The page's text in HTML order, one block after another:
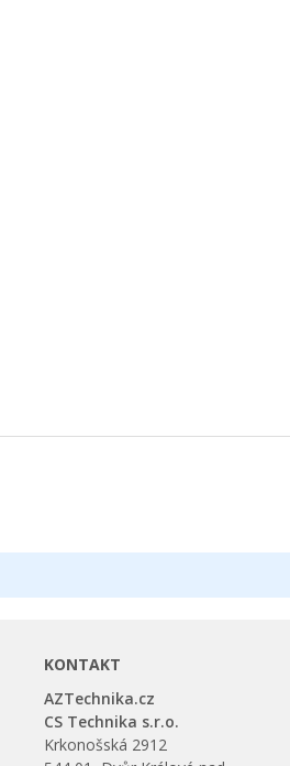
KONTAKT
AZTechnika.cz
CS Technika s.r.o.
Krkonošská 2912